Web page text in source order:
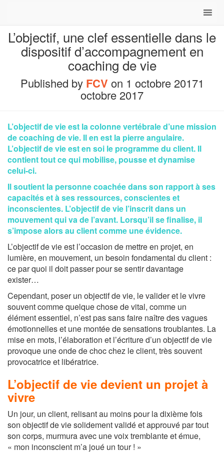
L’objectif, une clef essentielle dans le
dispositif d’accompagnement en
coaching de vie
Published by FCV on 1 octobre 20171
octobre 2017
L’objectif de vie est la colonne vertébrale d’une mission
de coaching de vie. Il en est la pierre angulaire.
L’objectif de vie est en soi le programme du client. Il
contient tout ce qui mobilise, pousse et dynamise
celui-ci.
Il soutient la personne coachée dans son rapport à ses
capacités et à ses ressources, conscientes et
inconscientes. L’objectif de vie l’inscrit dans un
mouvement qui va de l’avant. Lorsqu’il se finalise, il
s’impose alors au client comme une évidence.
L’objectif de vie est l’occasion de mettre en projet, en
lumière, en mouvement, un besoin fondamental du client :
ce par quoi il doit passer pour se sentir davantage
exister…
Cependant, poser un objectif de vie, le valider et le vivre
souvent comme quelque chose de vital, comme un
élément essentiel, n’est pas sans faire naître des vagues
émotionnelles et une montée de sensations troublantes. La
mise en mots, l’élaboration et l’écriture d’un objectif de vie
provoque une onde de choc chez le client, très souvent
provocatrice et libératrice.
L’objectif de vie devient un projet à
vivre
Un jour, un client, relisant au moins pour la dixième fois
son objectif de vie solidement validé et approuvé par tout
son corps, murmura avec une voix tremblante et émue,
« mon inconscient m’a joué un tour ! »